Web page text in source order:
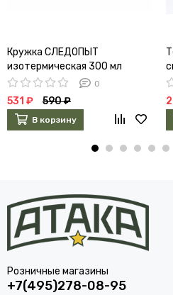
Кружка СЛЕДОПЫТ
изотермическая 300 мл
0
531 ₽ 590 ₽
В корзину
Розничные магазины
+7(495)278-08-95